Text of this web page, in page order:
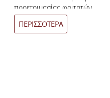
προετοιμασίας φοιτητών.
ΠΕΡΙΣΣΟΤΕΡΑ